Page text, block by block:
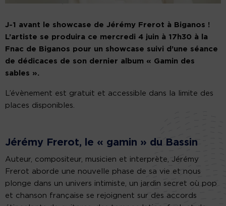
J-1 avant le showcase de Jérémy Frerot à Biganos !
L’artiste se produira ce mercredi 4 juin à 17h30 à la
Fnac de Biganos pour un showcase suivi d’une séance
de dédicaces de son dernier album « Gamin des
sables ».
L’évènement est gratuit et accessible dans la limite des
places disponibles.
Jérémy Frerot, le « gamin » du Bassin
Auteur, compositeur, musicien et interprète, Jérémy
Frerot aborde une nouvelle phase de sa vie et nous
plonge dans un univers intimiste, un jardin secret où pop
et chanson française se rejoignent sur des accords